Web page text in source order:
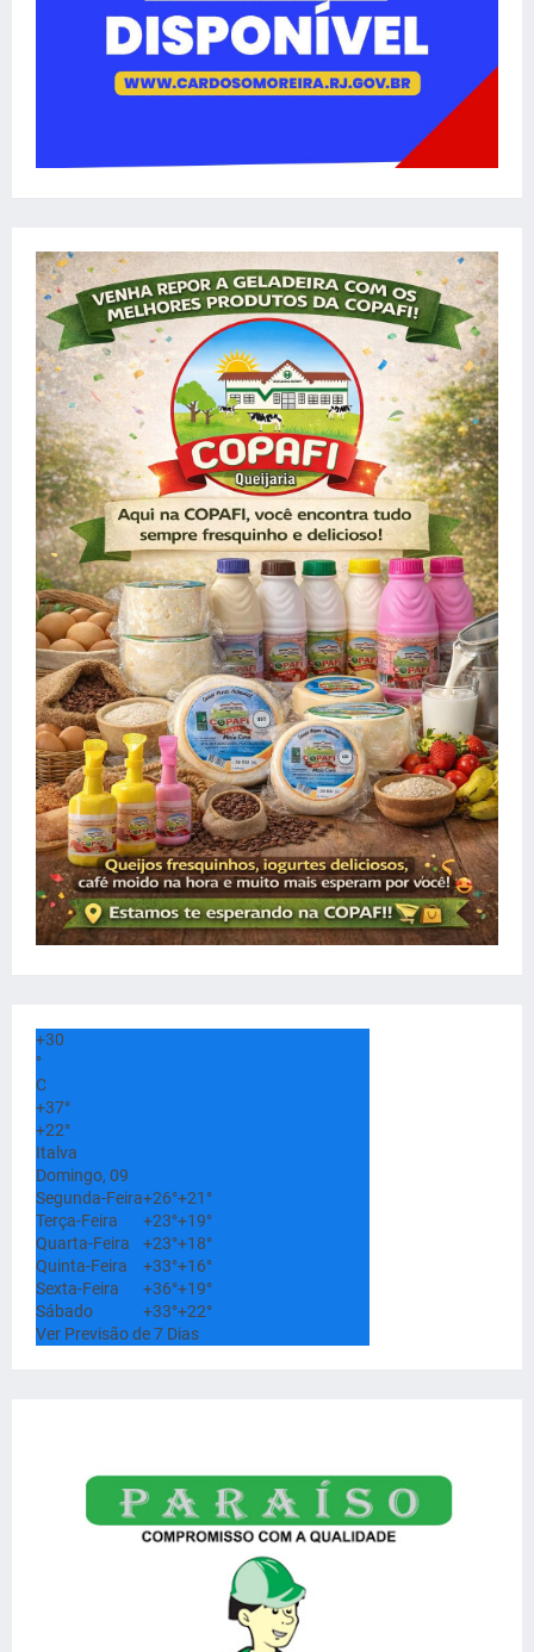
+30
°
C
+37°
+22°
Italva
Domingo, 09
Segunda-Feira+26°+21°
Terça-Feira
+23°+19°
Quarta-Feira
+23°+18°
Quinta-Feira
+33°+16°
Sexta-Feira
+36°+19°
Sábado
+33°+22°
Ver Previsão de 7 Dias